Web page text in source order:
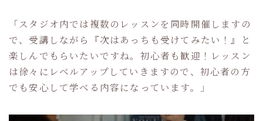
「スタジオ内では複数のレッスンを同時開催しますの
で、受講しながら『次はあっちも受けてみたい！』と
楽しんでもらいたいですね。初心者も歓迎！レッスン
は徐々にレベルアップしていきますので、初心者の方
でも安心して学べる内容になっています。」